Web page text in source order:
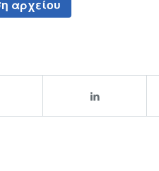
αρχείου